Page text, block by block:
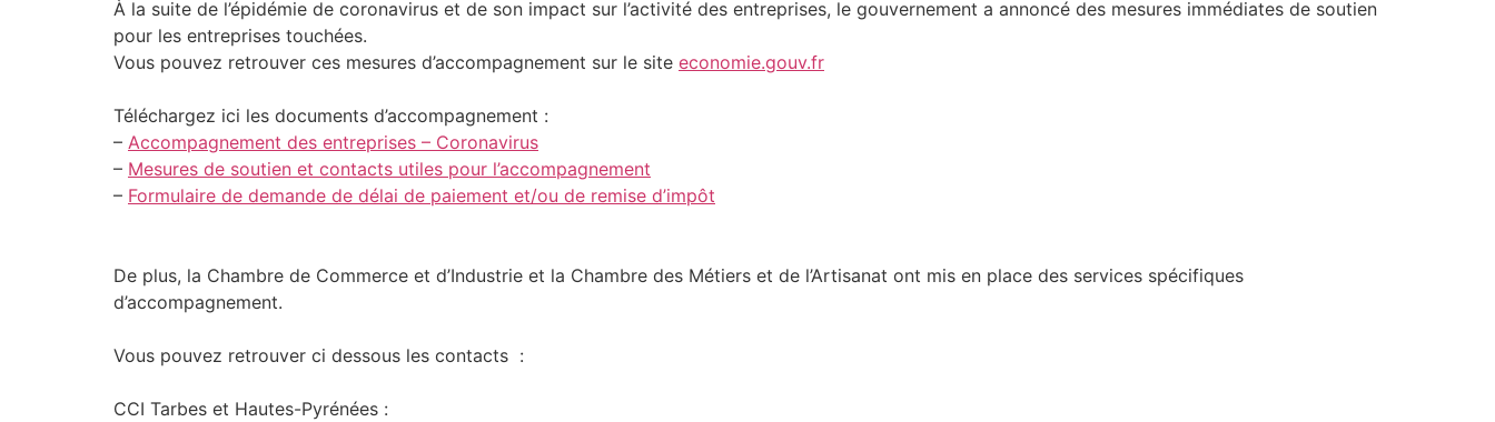
À la suite de l’épidémie de coronavirus et de son impact sur l’activité des entreprises, le gouvernement a annoncé des mesures immédiates de soutien
pour les entreprises touchées.
Vous pouvez retrouver ces mesures d’accompagnement sur le site economie.gouv.fr
Téléchargez ici les documents d’accompagnement :
– Accompagnement des entreprises – Coronavirus
– Mesures de soutien et contacts utiles pour l’accompagnement
– Formulaire de demande de délai de paiement et/ou de remise d’impôt
De plus, la Chambre de Commerce et d’Industrie et la Chambre des Métiers et de l’Artisanat ont mis en place des services spécifiques
d’accompagnement.
Vous pouvez retrouver ci dessous les contacts :
CCI Tarbes et Hautes-Pyrénées :